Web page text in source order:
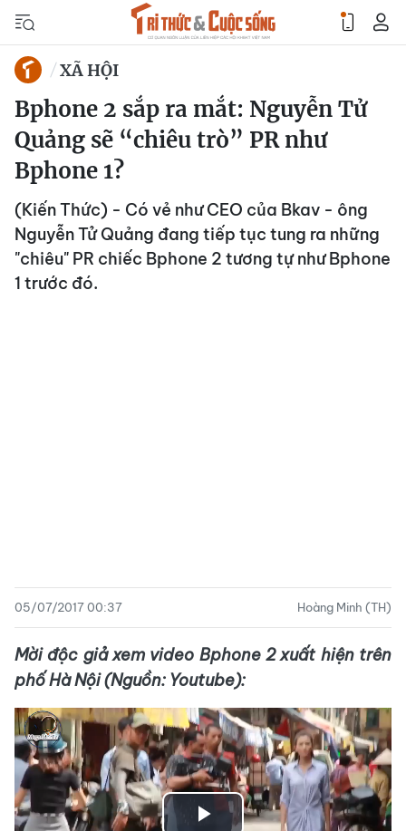
XÃ HỘI
Bphone 2 sắp ra mắt: Nguyễn Tử
Quảng sẽ “chiêu trò” PR như
Bphone 1?
(Kiến Thức) - Có vẻ như CEO của Bkav - ông
Nguyễn Tử Quảng đang tiếp tục tung ra những
"chiêu" PR chiếc Bphone 2 tương tự như Bphone
1 trước đó.
05/07/2017 00:37 Hoàng Minh (TH)
Mời độc giả xem video Bphone 2 xuất hiện trên
phố Hà Nội (Nguồn: Youtube):